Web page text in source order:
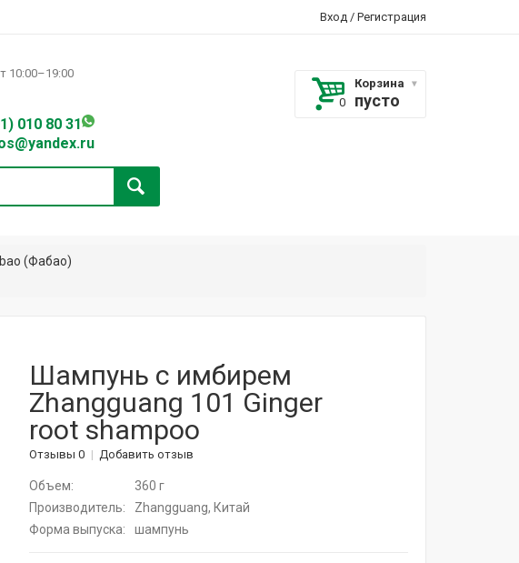
Вход / Регистрация
10:00–19:00
010 80 31
Корзина
пусто
(Фабао)
Шампунь с имбирем
Zhangguang 101 Ginger
root shampoo
Отзывы 0 Добавить отзыв
Объем:
360 г
Производитель:
Zhangguang, Китай
Форма выпуска:
шампунь